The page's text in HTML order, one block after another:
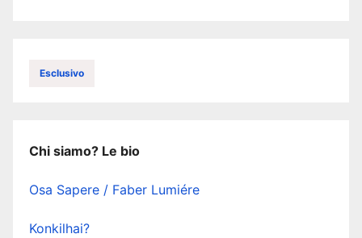
Esclusivo
Chi siamo? Le bio
Osa Sapere / Faber Lumiére
Konkilhai?